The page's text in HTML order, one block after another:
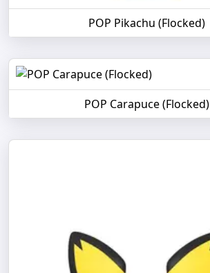
POP Pikachu (Flocked)
POP Carapuce (Flocked)